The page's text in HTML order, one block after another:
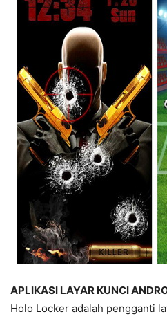
APLIKASI LAYAR KUNCI
Holo Locker adalah pengganti